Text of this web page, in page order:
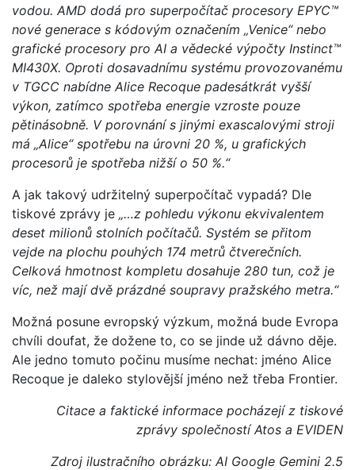
vodou. AMD dodá pro superpočítač procesory EPYC™
nové generace s kódovým označením „Venice“ nebo
grafické procesory pro AI a vědecké výpočty Instinct™
MI430X. Oproti dosavadnímu systému provozovanému
v TGCC nabídne Alice Recoque padesátkrát vyšší
výkon, zatímco spotřeba energie vzroste pouze
pětinásobně. V porovnání s jinými exascalovými stroji
má „Alice“ spotřebu na úrovni 20 %, u grafických
procesorů je spotřeba nižší o 50 %.“
A jak takový udržitelný superpočítač vypadá? Dle
tiskové zprávy je „…z pohledu výkonu ekvivalentem
deset milionů stolních počítačů. Systém se přitom
vejde na plochu pouhých 174 metrů čtverečních.
Celková hmotnost kompletu dosahuje 280 tun, což je
víc, než mají dvě prázdné soupravy pražského metra.“
Možná posune evropský výzkum, možná bude Evropa
chvíli doufat, že dožene to, co se jinde už dávno děje.
Ale jedno tomuto počinu musíme nechat: jméno Alice
Recoque je daleko stylovější jméno než třeba Frontier.
Citace a faktické informace pocházejí z tiskové
zprávy společností Atos a EVIDEN
Zdroj ilustračního obrázku: AI Google Gemini 2.5